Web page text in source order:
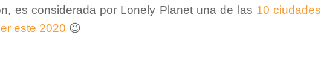
es considerada por Lonely Planet una de las 10 ciudades
este 2020 😉